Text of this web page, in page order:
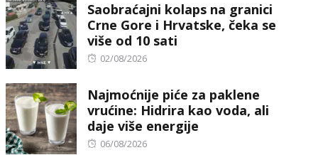
Saobraćajni kolaps na granici
Crne Gore i Hrvatske, čeka se
više od 10 sati
Posted
02/08/2026
Najmoćnije piće za paklene
vrućine: Hidrira kao voda, ali
daje više energije
Posted
06/08/2026